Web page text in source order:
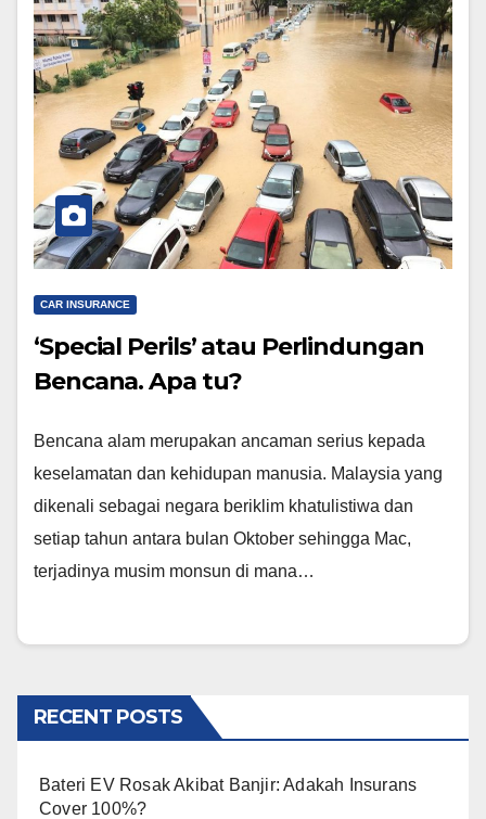
CAR INSURANCE
‘Special Perils’ atau Perlindungan
Bencana. Apa tu?
Bencana alam merupakan ancaman serius kepada
keselamatan dan kehidupan manusia. Malaysia yang
dikenali sebagai negara beriklim khatulistiwa dan
setiap tahun antara bulan Oktober sehingga Mac,
terjadinya musim monsun di mana…
RECENT POSTS
Bateri EV Rosak Akibat Banjir: Adakah Insurans
Cover 100%?